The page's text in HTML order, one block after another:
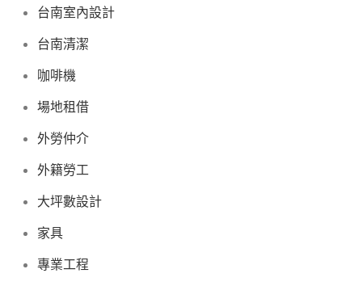
台南室內設計
台南清潔
咖啡機
場地租借
外勞仲介
外籍勞工
大坪數設計
家具
專業工程